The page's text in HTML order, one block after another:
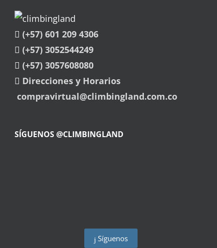
(+57) 601 209 4306
(+57) 3052544249
(+57) 3057608080
Direcciones y Horarios
compravirtual@climbingland.com.co
SÍGUENOS @CLIMBINGLAND
Síguenos